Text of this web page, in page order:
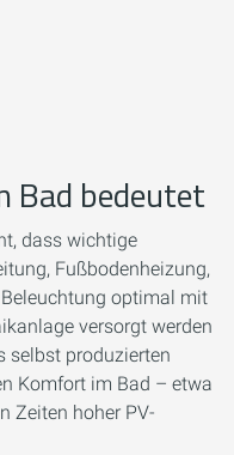
Bad bedeutet
dass wichtige
Fußbodenheizung,
optimal mit
versorgt werden
selbst produzierten
Komfort im Bad – etwa
Zeiten hoher PV-